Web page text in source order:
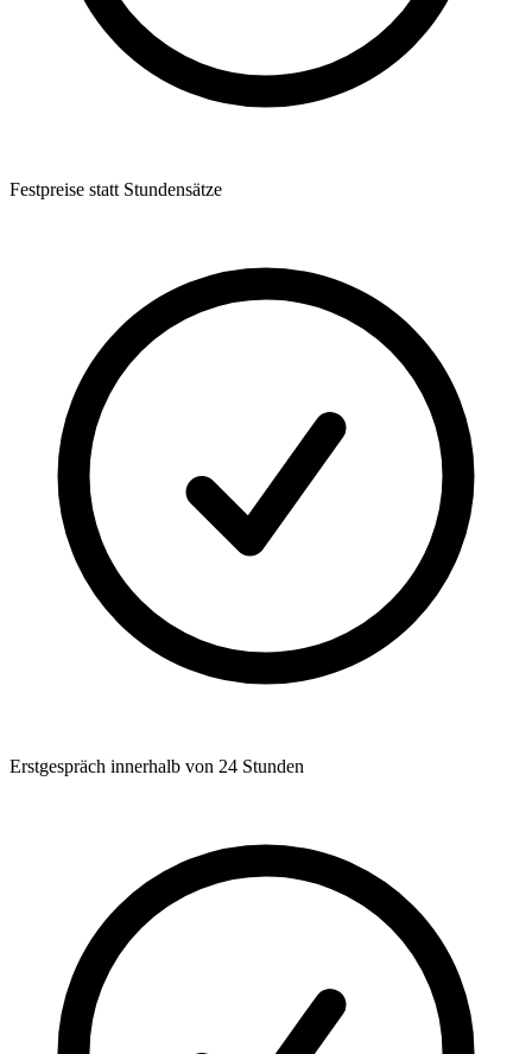
Festpreise statt Stundensätze
Erstgespräch innerhalb von 24 Stunden